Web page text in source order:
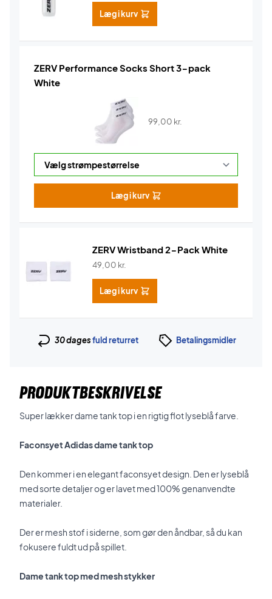
Læg i kurv
ZERV Performance Socks Short 3-pack
White
99,00 kr.
Læg i kurv
ZERV Wristband 2-Pack White
49,00 kr.
Læg i kurv
30 dagesfuld returret Betalingsmidler
PRODUKTBESKRIVELSE
Super lækker dame tank top i en rigtig flot lyseblå farve.
Faconsyet Adidas dame tank top
Den kommer i en elegant faconsyet design. Den er lyseblå
med sorte detaljer og er lavet med 100% genanvendte
materialer.
Der er mesh stof i siderne, som gør den åndbar, så du kan
fokusere fuldt ud på spillet.
Dame tank top med mesh stykker